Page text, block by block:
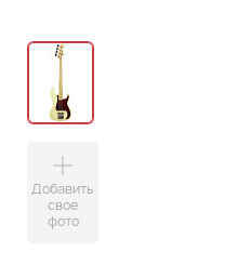
Добавить
свое
фото